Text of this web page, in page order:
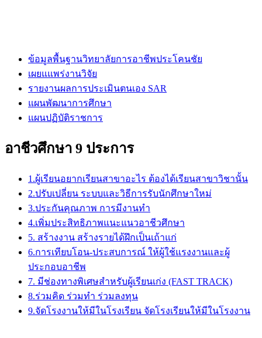
ข้อมูลพื้นฐานวิทยาลัยการอาชีพประโคนชัย
เผยแแพร่งานวิจัย
รายงานผลการประเมินตนเอง SAR
แผนพัฒนาการศึกษา
แผนปฏิบัติราชการ
อาชีวศึกษา 9 ประการ
1.ผู้เรียนอยากเรียนสาขาอะไร ต้องได้เรียนสาขาวิชานั้น
2.ปรับเปลี่ยน ระบบและวิธีการรับนักศึกษาใหม่
3.ประกันคุณภาพ การมีงานทำ
4.เพิ่มประสิทธิภาพแนะแนวอาชีวศึกษา
5. สร้างงาน สร้างรายได้ฝึกเป็นเถ้าแก่
6.การเทียบโอน-ประสบการณ์ ให้ผู้ใช้แรงงานและผู้
ประกอบอาชีพ
7. มีช่องทางพิเศษสำหรับผู้เรียนเก่ง (FAST TRACK)
8.ร่วมคิด ร่วมทำ ร่วมลงทุน
9.จัดโรงงานให้มีในโรงเรียน จัดโรงเรียนให้มีในโรงงาน